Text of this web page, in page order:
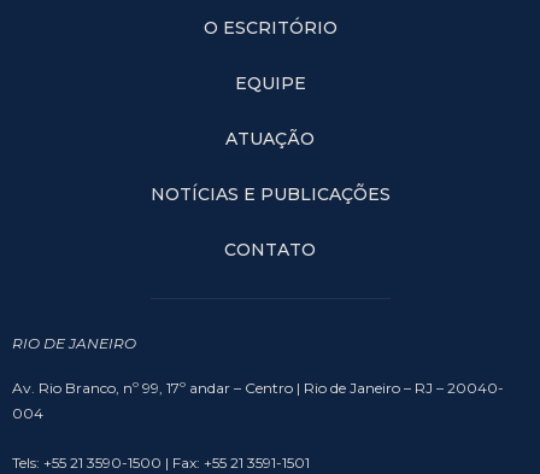
O ESCRITÓRIO
EQUIPE
ATUAÇÃO
NOTÍCIAS E PUBLICAÇÕES
CONTATO
RIO DE JANEIRO
Av. Rio Branco, nº 99, 17º andar – Centro | Rio de Janeiro – RJ – 20040-
004
Tels: +55 21 3590-1500 | Fax: +55 21 3591-1501